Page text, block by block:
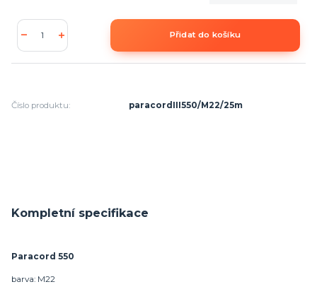
Přidat do košíku
Číslo produktu: paracordIII550/M22/25m
Kompletní specifikace
Paracord 550
barva: M22